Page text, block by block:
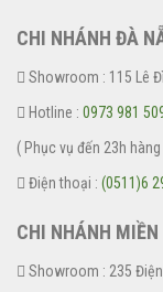
CHI NHÁNH ĐÀ
Showroom : 115 Lê
Hotline : 0973 981
( Phục vụ đến 23h
Điện thoại : (0511)6
CHI NHÁNH
Showroom : 235 Điện